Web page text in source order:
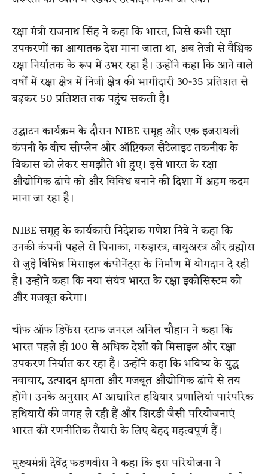
रक्षा मंत्री राजनाथ सिंह ने कहा कि भारत, जिसे कभी रक्षा
उपकरणों का आयातक देश माना जाता था, अब तेजी से वैश्विक
रक्षा निर्यातक के रूप में उभर रहा है। उन्होंने कहा कि आने वाले
वर्षों में रक्षा क्षेत्र में निजी क्षेत्र की भागीदारी 30-35 प्रतिशत से
बढ़कर 50 प्रतिशत तक पहुंच सकती है।
उद्घाटन कार्यक्रम के दौरान NIBE समूह और एक इजरायली
कंपनी के बीच सीप्लेन और ऑप्टिकल सैटेलाइट तकनीक के
विकास को लेकर समझौते भी हुए। इसे भारत के रक्षा
औद्योगिक ढांचे को और विविध बनाने की दिशा में अहम कदम
माना जा रहा है।
NIBE समूह के कार्यकारी निदेशक गणेश निबे ने कहा कि
उनकी कंपनी पहले से पिनाका, गरुड़ास्त्र, वायुअस्त्र और ब्रह्मोस
से जुड़े विभिन्न मिसाइल कंपोनेंट्स के निर्माण में योगदान दे रही
है। उन्होंने कहा कि नया संयंत्र भारत के रक्षा इकोसिस्टम को
और मजबूत करेगा।
चीफ ऑफ डिफेंस स्टाफ जनरल अनिल चौहान ने कहा कि
भारत पहले ही 100 से अधिक देशों को मिसाइल और रक्षा
उपकरण निर्यात कर रहा है। उन्होंने कहा कि भविष्य के युद्ध
नवाचार, उत्पादन क्षमता और मजबूत औद्योगिक ढांचे से तय
होंगे। उनके अनुसार AI आधारित हथियार प्रणालियां पारंपरिक
हथियारों की जगह ले रही हैं और शिरडी जैसी परियोजनाएं
भारत की रणनीतिक तैयारी के लिए बेहद महत्वपूर्ण हैं।
मुख्यमंत्री देवेंद्र फडणवीस ने कहा कि इस परियोजना ने